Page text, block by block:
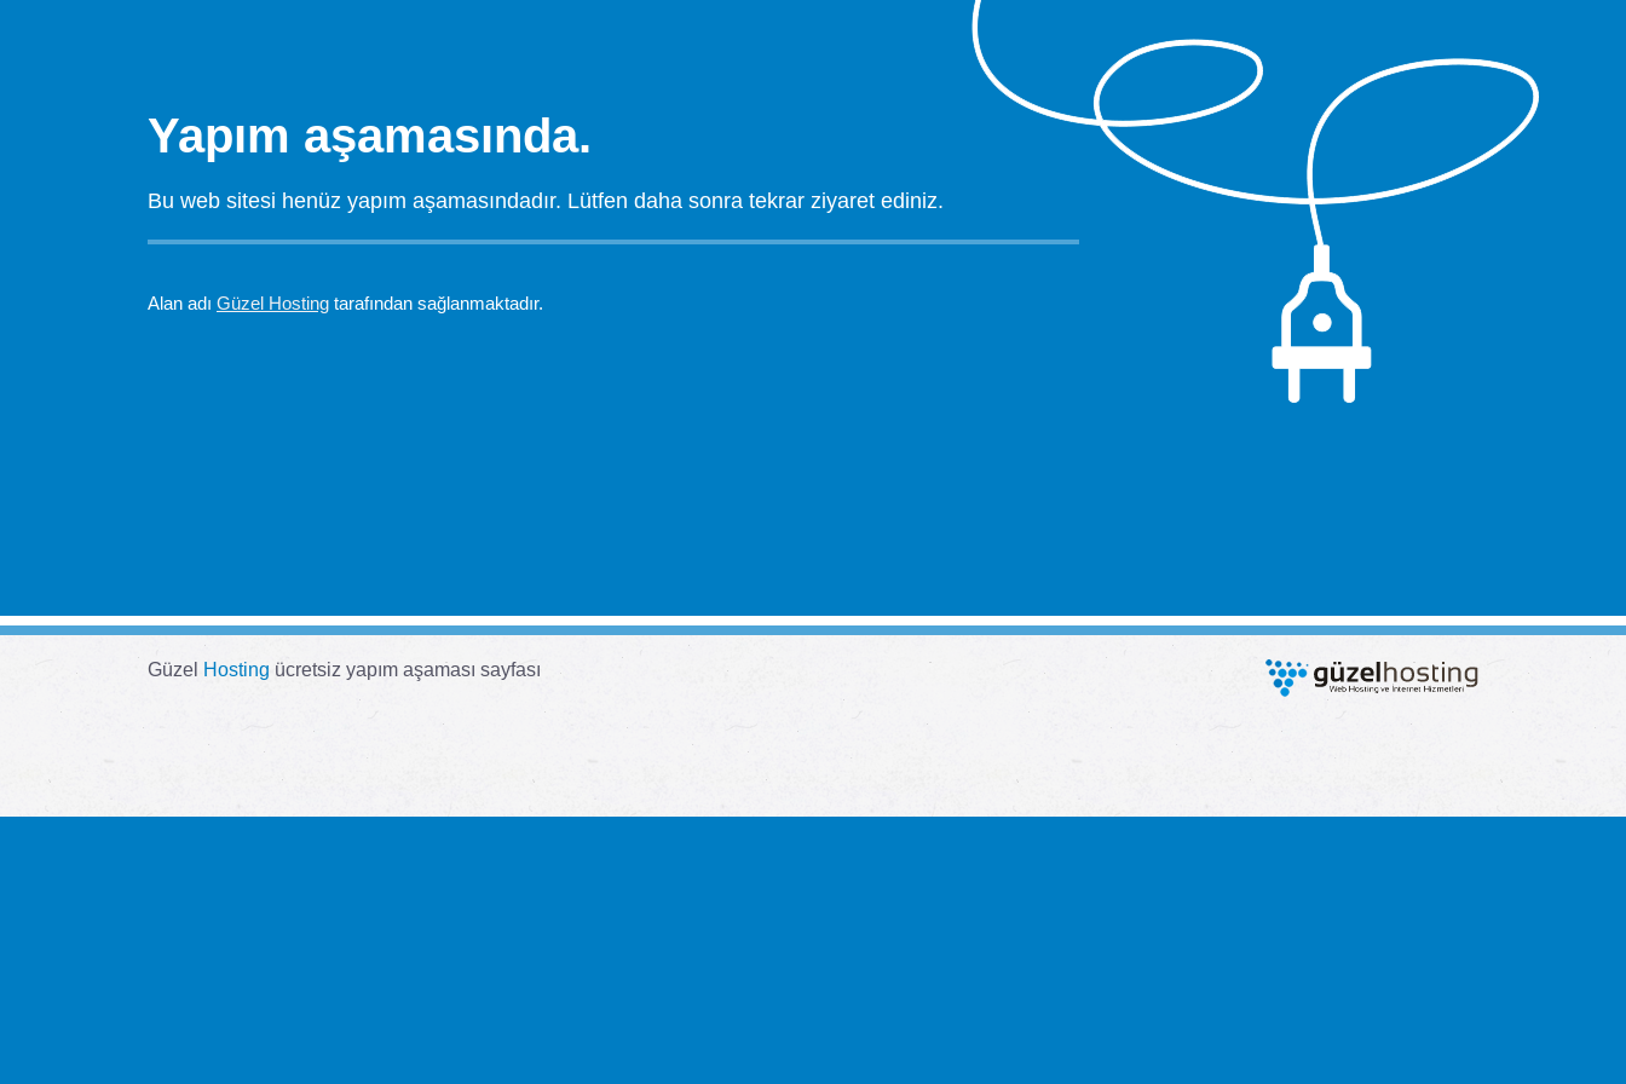
Yapım aşamasında.
Bu web sitesi henüz yapım aşamasındadır. Lütfen daha sonra tekrar ziyaret ediniz.
Alan adı Güzel Hosting tarafından sağlanmaktadır.
Güzel Hosting ücretsiz yapım aşaması sayfası